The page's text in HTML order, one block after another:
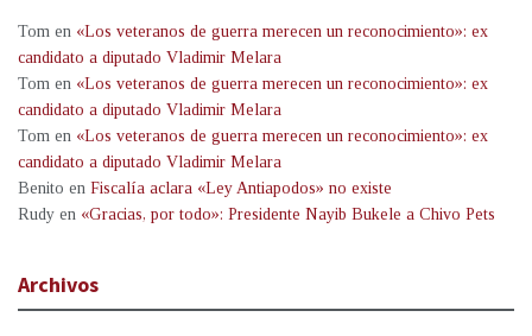
Tom en «Los veteranos de guerra merecen un reconocimiento»: ex
candidato a diputado Vladimir Melara
Tom en «Los veteranos de guerra merecen un reconocimiento»: ex
candidato a diputado Vladimir Melara
Tom en «Los veteranos de guerra merecen un reconocimiento»: ex
candidato a diputado Vladimir Melara
Benito en Fiscalía aclara «Ley Antiapodos» no existe
Rudy en «Gracias, por todo»: Presidente Nayib Bukele a Chivo Pets
Archivos